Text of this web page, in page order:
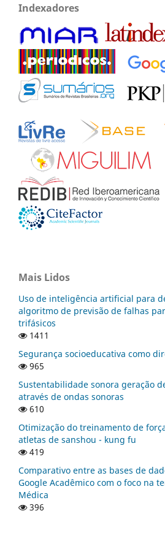
Indexadores
Mais Lidos
Uso de inteligência artificial para
algoritmo de previsão de falhas
trifásicos
1411
Segurança socioeducativa como
965
Sustentabilidade sonora geração
através de ondas sonoras
610
Otimização do treinamento de
atletas de sanshou - kung fu
419
Comparativo entre as bases de
Google Acadêmico com o foco na
Médica
396